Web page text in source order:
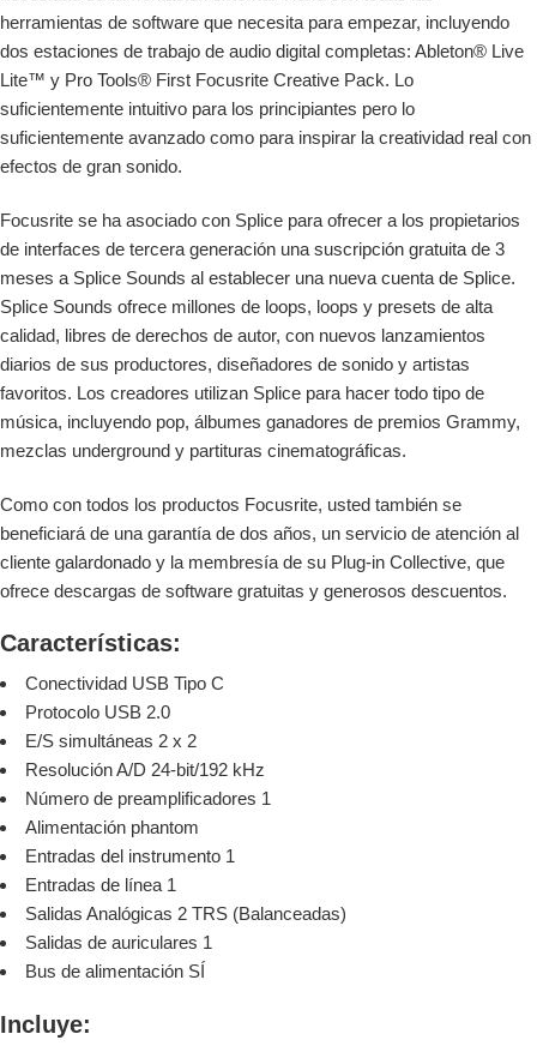
herramientas de software que necesita para empezar, incluyendo
dos estaciones de trabajo de audio digital completas: Ableton® Live
Lite™ y Pro Tools® First Focusrite Creative Pack. Lo
suficientemente intuitivo para los principiantes pero lo
suficientemente avanzado como para inspirar la creatividad real con
efectos de gran sonido.
Focusrite se ha asociado con Splice para ofrecer a los propietarios
de interfaces de tercera generación una suscripción gratuita de 3
meses a Splice Sounds al establecer una nueva cuenta de Splice.
Splice Sounds ofrece millones de loops, loops y presets de alta
calidad, libres de derechos de autor, con nuevos lanzamientos
diarios de sus productores, diseñadores de sonido y artistas
favoritos. Los creadores utilizan Splice para hacer todo tipo de
música, incluyendo pop, álbumes ganadores de premios Grammy,
mezclas underground y partituras cinematográficas.
Como con todos los productos Focusrite, usted también se
beneficiará de una garantía de dos años, un servicio de atención al
cliente galardonado y la membresía de su Plug-in Collective, que
ofrece descargas de software gratuitas y generosos descuentos.
Características:
Conectividad USB Tipo C
Protocolo USB 2.0
E/S simultáneas 2 x 2
Resolución A/D 24-bit/192 kHz
Número de preamplificadores 1
Alimentación phantom
Entradas del instrumento 1
Entradas de línea 1
Salidas Analógicas 2 TRS (Balanceadas)
Salidas de auriculares 1
Bus de alimentación SÍ
Incluye: